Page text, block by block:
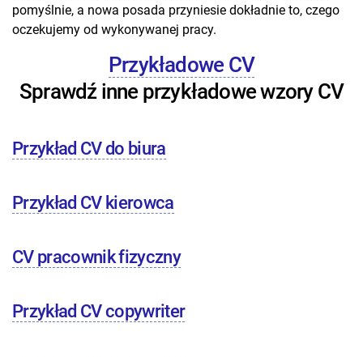
pomyślnie, a nowa posada przyniesie dokładnie to, czego
oczekujemy od wykonywanej pracy.
Przykładowe CV
Sprawdź inne przykładowe wzory CV
Przykład CV do biura
Przykład CV kierowca
CV pracownik fizyczny
Przykład CV copywriter